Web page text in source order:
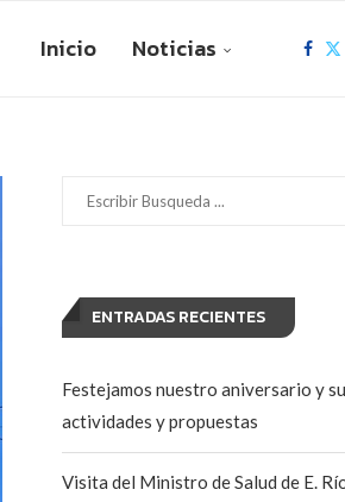
Inicio Noticias
ENTRADAS RECIENTES
Festejamos nuestro aniversario y
actividades y propuestas
Visita del Ministro de Salud de E.